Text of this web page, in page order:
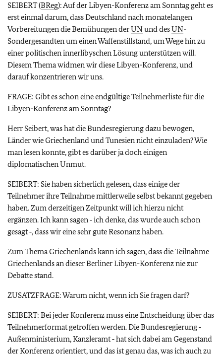
SEIBERT (BReg): Auf der Libyen-Konferenz am Sonntag geht es
erst einmal darum, dass Deutschland nach monatelangen
Vorbereitungen die Bemühungen derUNund desUN-
Sondergesandten um einen Waffenstillstand, um Wege hin zu
einer politischen innerlibyschen Lösung unterstützen will.
Diesem Thema widmen wir diese Libyen-Konferenz, und
darauf konzentrieren wir uns.
FRAGE: Gibt es schon eine endgültige Teilnehmerliste für die
Libyen-Konferenz am Sonntag?
Herr Seibert, was hat die Bundesregierung dazu bewogen,
Länder wie Griechenland und Tunesien nicht einzuladen? Wie
man lesen konnte, gibt es darüber ja doch einigen
diplomatischen Unmut.
SEIBERT: Sie haben sicherlich gelesen, dass einige der
Teilnehmer ihre Teilnahme mittlerweile selbst bekannt gegeben
haben. Zum derzeitigen Zeitpunkt will ich hierzu nicht
ergänzen. Ich kann sagen ‑ ich denke, das wurde auch schon
gesagt ‑, dass wir eine sehr gute Resonanz haben.
Zum Thema Griechenlands kann ich sagen, dass die Teilnahme
Griechenlands an dieser Berliner Libyen-Konferenz nie zur
Debatte stand.
ZUSATZFRAGE: Warum nicht, wenn ich Sie fragen darf?
SEIBERT: Bei jeder Konferenz muss eine Entscheidung über das
Teilnehmerformat getroffen werden. Die Bundesregierung ‑
Außenministerium, Kanzleramt ‑ hat sich dabei am Gegenstand
der Konferenz orientiert, und das ist genau das, was ich auch zu